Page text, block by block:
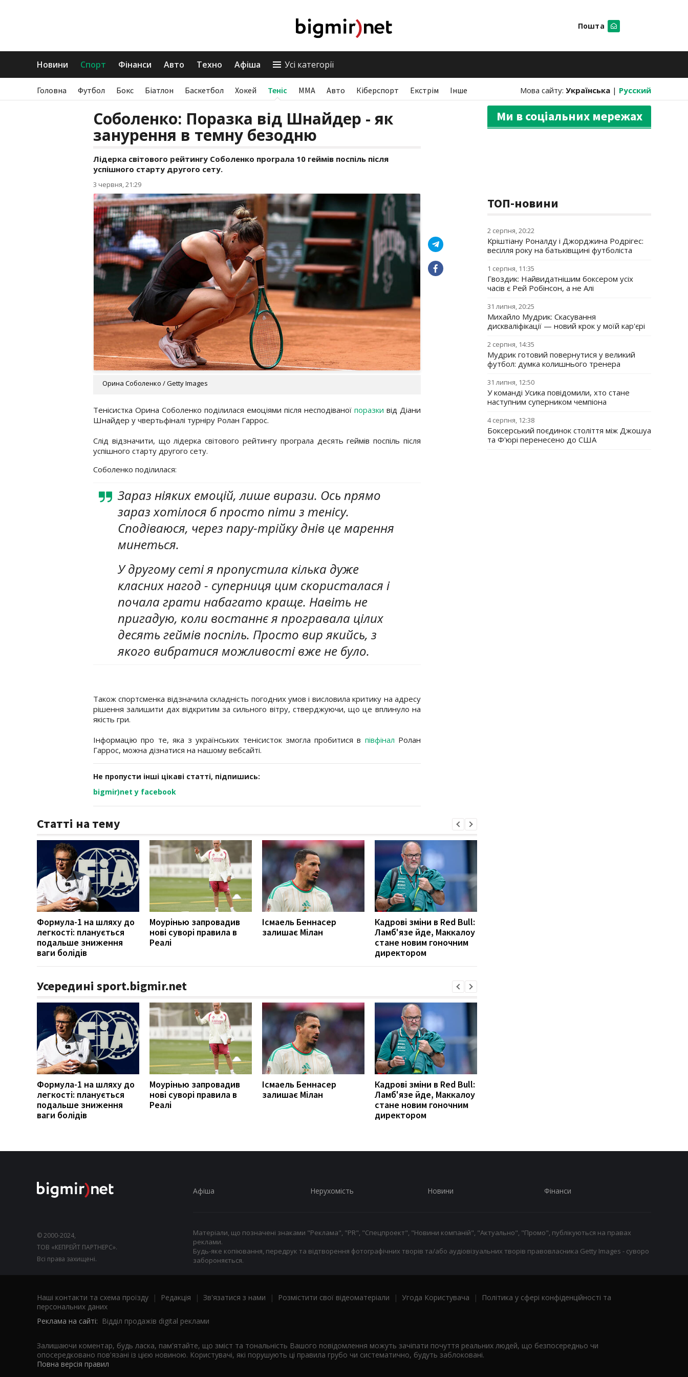
Пошта
Новини Спорт Фінанси Авто Техно Афіша Усі категорії
Головна Футбол Бокс Біатлон Баскетбол Хокей Теніс ММА Авто Кіберспорт Екстрім Інше Мова сайту: Українська | Русский
Соболенко: Поразка від Шнайдер - як
занурення в темну безодню
Лідерка світового рейтингу Соболенко програла 10 геймів поспіль після
успішного старту другого сету.
3 червня, 21:29
Орина Соболенко / Getty Images
Тенісистка Орина Соболенко поділилася емоціями після несподіваної поразки від Діани
Шнайдер у чвертьфіналі турніру Ролан Гаррос.
Слід відзначити, що лідерка світового рейтингу програла десять геймів поспіль після
успішного старту другого сету.
Соболенко поділилася:
Зараз ніяких емоцій, лише вирази. Ось прямо
зараз хотілося б просто піти з тенісу.
Сподіваюся, через пару-трійку днів це марення
минеться.
У другому сеті я пропустила кілька дуже
класних нагод - суперниця цим скористалася і
почала грати набагато краще. Навіть не
пригадую, коли востаннє я програвала цілих
десять геймів поспіль. Просто вир якийсь, з
якого вибратися можливості вже не було.
Також спортсменка відзначила складність погодних умов і висловила критику на адресу
рішення залишити дах відкритим за сильного вітру, стверджуючи, що це вплинуло на
якість гри.
Інформацію про те, яка з українських тенісисток змогла пробитися в півфінал Ролан
Гаррос, можна дізнатися на нашому вебсайті.
Не пропусти інші цікаві статті, підпишись:
bigmir)net у facebook
Статті на тему
Формула-1 на шляху до
легкості: планується
подальше зниження
ваги болідів
Моурінью запровадив
нові суворі правила в
Реалі
Ісмаель Беннасер
залишає Мілан
Кадрові зміни в Red Bull:
Ламб'язе йде, Маккалоу
стане новим гоночним
директором
Усередині sport.bigmir.net
Формула-1 на шляху до
легкості: планується
подальше зниження
ваги болідів
Моурінью запровадив
нові суворі правила в
Реалі
Ісмаель Беннасер
залишає Мілан
Кадрові зміни в Red Bull:
Ламб'язе йде, Маккалоу
стане новим гоночним
директором
Ми в соціальних мережах
ТОП-новини
2 серпня, 20:22
Кріштіану Роналду і Джорджина Родрігес:
весілля року на батьківщині футболіста
1 серпня, 11:35
Гвоздик: Найвидатнішим боксером усіх
часів є Рей Робінсон, а не Алі
31 липня, 20:25
Михайло Мудрик: Скасування
дискваліфікації — новий крок у моїй кар'єрі
2 серпня, 14:35
Мудрик готовий повернутися у великий
футбол: думка колишнього тренера
31 липня, 12:50
У команді Усика повідомили, хто стане
наступним суперником чемпіона
4 серпня, 12:38
Боксерський поєдинок століття між Джошуа
та Ф'юрі перенесено до США
© 2000-2024,
ТОВ «КЕПРЕЙТ ПАРТНЕРС».
Всі права захищені.
Афіша Нерухомість Новини Фінанси
Матеріали, що позначені знаками "Реклама", "PR", "Спецпроект", "Новини компаній", "Актуально", "Промо", публікуються на правах
реклами.
Будь-яке копіювання, передрук та відтворення фотографічних творів та/або аудіовізуальних творів правовласника Getty Images - суворо
забороняється.
Наші контакти та схема проїзду | Редакція | Зв'язатися з нами | Розмістити свої відеоматеріали | Угода Користувача |
Політика у сфері конфіденційності та
персональних даних
Реклама на сайті: Відділ продажів digital реклами
Залишаючи коментар, будь ласка, пам'ятайте, що зміст та тональність Вашого повідомлення можуть зачіпати почуття реальних людей, що безпосередньо чи
опосередковано пов'язані із цією новиною. Користувачі, які порушують ці правила грубо чи систематично, будуть заблоковані.
Повна версія правил